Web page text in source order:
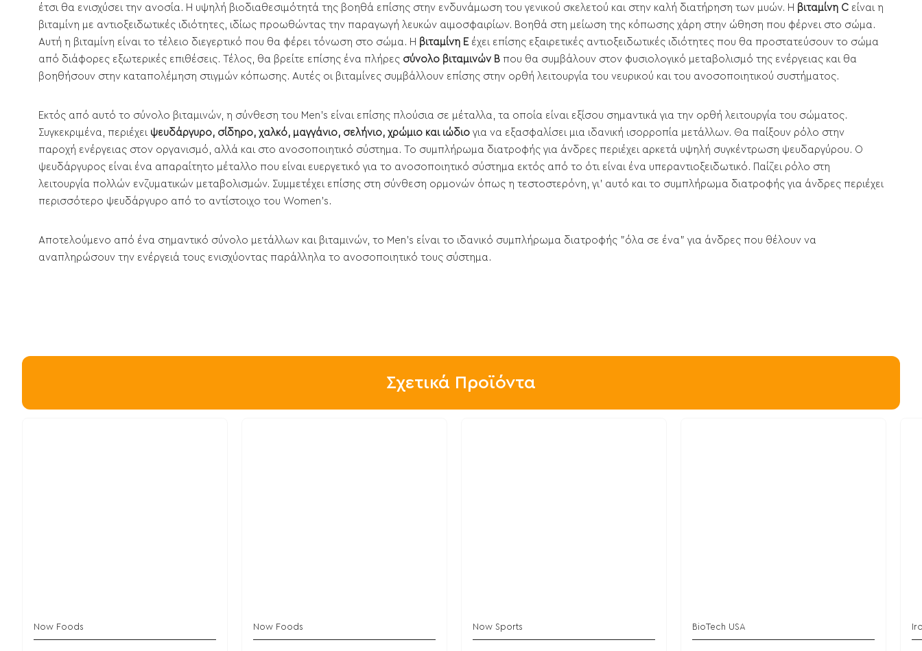
έτσι θα ενισχύσει την ανοσία. Η υψηλή βιοδιαθεσιμότητά της βοηθά επίσης στην ενδυνάμωση του γενικού σκελετού και στην καλή διατήρηση των μυών. Η βιταμίνη C είναι η
βιταμίνη με αντιοξειδωτικές ιδιότητες, ιδίως προωθώντας την παραγωγή λευκών αιμοσφαιρίων. Βοηθά στη μείωση της κόπωσης χάρη στην ώθηση που φέρνει στο σώμα.
Αυτή η βιταμίνη είναι το τέλειο διεγερτικό που θα φέρει τόνωση στο σώμα. Η βιταμίνη Ε έχει επίσης εξαιρετικές αντιοξειδωτικές ιδιότητες που θα προστατεύσουν το σώμα
από διάφορες εξωτερικές επιθέσεις. Τέλος, θα βρείτε επίσης ένα πλήρες σύνολο βιταμινών Β που θα συμβάλουν στον φυσιολογικό μεταβολισμό της ενέργειας και θα
βοηθήσουν στην καταπολέμηση στιγμών κόπωσης. Αυτές οι βιταμίνες συμβάλλουν επίσης στην ορθή λειτουργία του νευρικού και του ανοσοποιητικού συστήματος.
Εκτός από αυτό το σύνολο βιταμινών, η σύνθεση του Men's είναι επίσης πλούσια σε μέταλλα, τα οποία είναι εξίσου σημαντικά για την ορθή λειτουργία του σώματος.
Συγκεκριμένα, περιέχει ψευδάργυρο, σίδηρο, χαλκό, μαγγάνιο, σελήνιο, χρώμιο και ιώδιο για να εξασφαλίσει μια ιδανική ισορροπία μετάλλων. Θα παίξουν ρόλο στην
παροχή ενέργειας στον οργανισμό, αλλά και στο ανοσοποιητικό σύστημα. Το συμπλήρωμα διατροφής για άνδρες περιέχει αρκετά υψηλή συγκέντρωση ψευδαργύρου. Ο
ψευδάργυρος είναι ένα απαραίτητο μέταλλο που είναι ευεργετικό για το ανοσοποιητικό σύστημα εκτός από το ότι είναι ένα υπεραντιοξειδωτικό. Παίζει ρόλο στη
λειτουργία πολλών ενζυματικών μεταβολισμών. Συμμετέχει επίσης στη σύνθεση ορμονών όπως η τεστοστερόνη, γι' αυτό και το συμπλήρωμα διατροφής για άνδρες περιέχει
περισσότερο ψευδάργυρο από το αντίστοιχο του Women's.
Αποτελούμενο από ένα σημαντικό σύνολο μετάλλων και βιταμινών, το Men's είναι το ιδανικό συμπλήρωμα διατροφής "όλα σε ένα" για άνδρες που θέλουν να
αναπληρώσουν την ενέργειά τους ενισχύοντας παράλληλα το ανοσοποιητικό τους σύστημα.
Σχετικά Προϊόντα
Now Foods Now Foods Now Sports BioTech USA